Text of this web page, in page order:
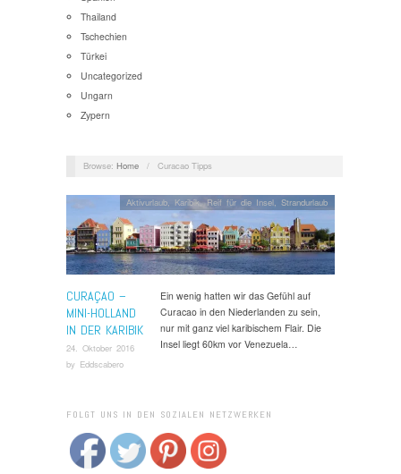
Thailand
Tschechien
Türkei
Uncategorized
Ungarn
Zypern
Browse: Home / Curacao Tipps
CURAÇAO –
MINI-HOLLAND
IN DER KARIBIK
24. Oktober 2016
by Eddscabero
Aktivurlaub, Karibik,Reif für die Insel,Strandurlaub
Ein wenig hatten wir das Gefühl auf
Curacao in den Niederlanden zu sein,
nur mit ganz viel karibischem Flair. Die
Insel liegt 60km vor Venezuela…
FOLGT UNS IN DEN SOZIALEN NETZWERKEN